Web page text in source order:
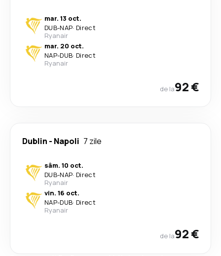
mar. 13 oct.
DUB-NAP· Direct
Ryanair
mar. 20 oct.
NAP-DUB· Direct
Ryanair
de la92 €
Dublin - Napoli 7 zile
sâm. 10 oct.
DUB-NAP· Direct
Ryanair
vin. 16 oct.
NAP-DUB· Direct
Ryanair
de la92 €